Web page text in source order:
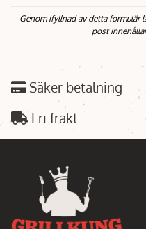
Genom ifyllnad av detta formulär
post
Säker betalning
Fri frakt